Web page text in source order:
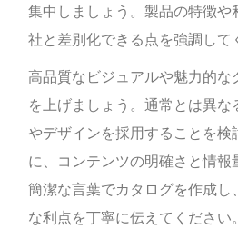
集中しましょう。製品の特徴
社と差別化できる点を強調して
高品質なビジュアルや魅力的
を上げましょう。通常とは異な
やデザインを採用することを検
に、コンテンツの明確さと情
簡潔な言葉でカタログを作成し
な利点を丁寧に伝えてください。